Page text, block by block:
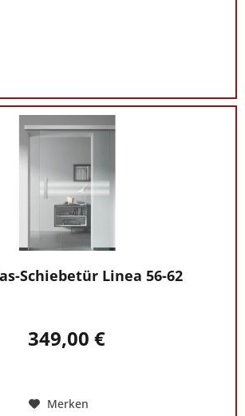
Schiebetür Linea 56-62
349,00 €
Merken